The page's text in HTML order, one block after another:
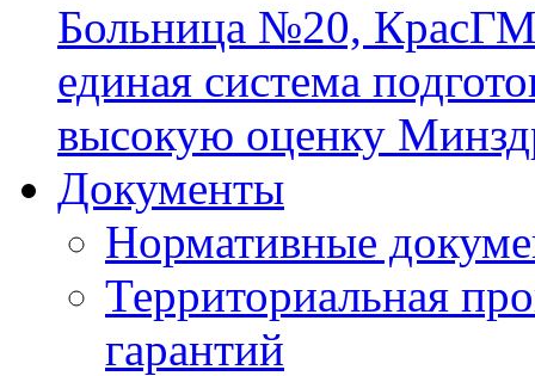
Больница №20,
единая система
высокую оценку
Документы
Нормативные
Территориальная
гарантий